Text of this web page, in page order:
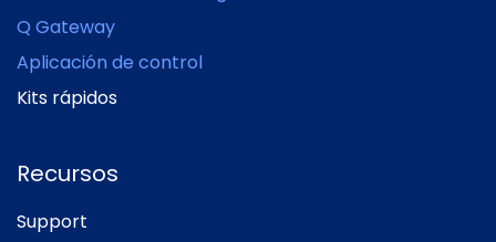
Q Gateway
Aplicación de control
Kits rápidos
Recursos
Support